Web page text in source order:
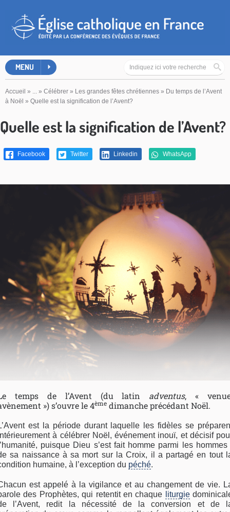
MENU
Accueil » ... » Célébrer » Les grandes fêtes chrétiennes » Du temps de l’Avent
à Noël » Quelle est la signification de l’Avent?
Quelle est la signification de l’Avent?
Facebook Twitter Linkedin WhatsApp
temps de l’Avent (du latin adventus, «
») s’ouvre le 4ème dimanche précédant Noël.
est la période durant laquelle les fidèles se
à célébrer Noël, événement inouï, et décisif
puisque Dieu s’est fait homme parmi les hommes
sa naissance à sa mort sur la Croix, il a partagé en tout
humaine, à l’exception du péché.
est appelé à la vigilance et au changement de vie.
des Prophètes, qui retentit en chaque
liturgie
l’Avent, redit la nécessité de la conversion et de